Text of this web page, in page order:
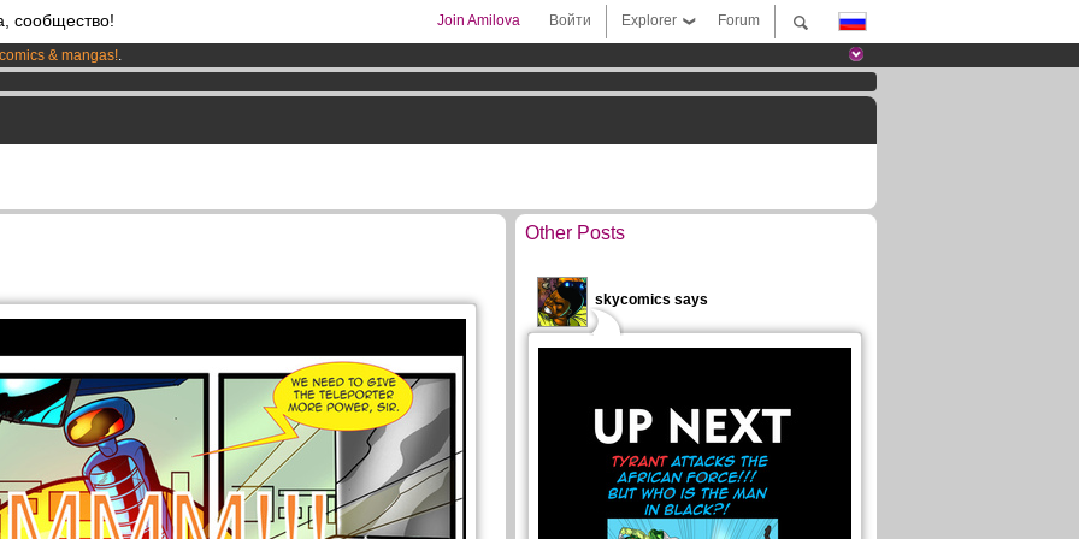
сообщество! Forum
Explorer
Войти
Join Amilova
comics & mangas!.
per month !Get membership now
Other Posts
skycomics says